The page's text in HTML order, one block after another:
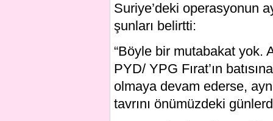
Suriye’deki operasyonun
şunları belirtti:
“Böyle bir mutabakat yok.
PYD/ YPG Fırat’ın
olmaya devam ederse,
tavrını önümüzdeki